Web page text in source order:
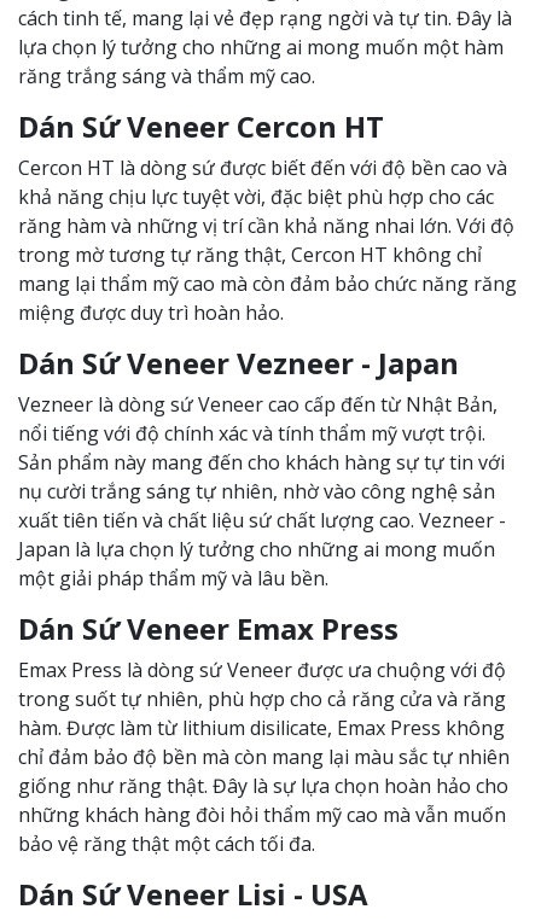
cách tinh tế, mang lại vẻ đẹp rạng ngời và tự tin. Đây là
lựa chọn lý tưởng cho những ai mong muốn một hàm
răng trắng sáng và thẩm mỹ cao.
Dán Sứ Veneer Cercon HT
Cercon HT là dòng sứ được biết đến với độ bền cao và
khả năng chịu lực tuyệt vời, đặc biệt phù hợp cho các
răng hàm và những vị trí cần khả năng nhai lớn. Với độ
trong mờ tương tự răng thật, Cercon HT không chỉ
mang lại thẩm mỹ cao mà còn đảm bảo chức năng răng
miệng được duy trì hoàn hảo.
Dán Sứ Veneer Vezneer - Japan
Vezneer là dòng sứ Veneer cao cấp đến từ Nhật Bản,
nổi tiếng với độ chính xác và tính thẩm mỹ vượt trội.
Sản phẩm này mang đến cho khách hàng sự tự tin với
nụ cười trắng sáng tự nhiên, nhờ vào công nghệ sản
xuất tiên tiến và chất liệu sứ chất lượng cao. Vezneer -
Japan là lựa chọn lý tưởng cho những ai mong muốn
một giải pháp thẩm mỹ và lâu bền.
Dán Sứ Veneer Emax Press
Emax Press là dòng sứ Veneer được ưa chuộng với độ
trong suốt tự nhiên, phù hợp cho cả răng cửa và răng
hàm. Được làm từ lithium disilicate, Emax Press không
chỉ đảm bảo độ bền mà còn mang lại màu sắc tự nhiên
giống như răng thật. Đây là sự lựa chọn hoàn hảo cho
những khách hàng đòi hỏi thẩm mỹ cao mà vẫn muốn
bảo vệ răng thật một cách tối đa.
Dán Sứ Veneer Lisi - USA